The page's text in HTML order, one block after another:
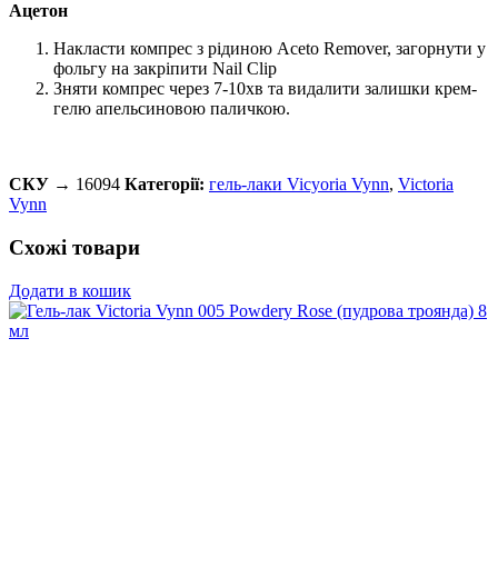
Ацетон
Накласти компрес з рідиною Aceto Remover, загорнути у
фольгу на закріпити Nail Clip
Зняти компрес через 7-10хв та видалити залишки крем-
гелю апельсиновою паличкою.
СКУ → 16094 Категорії: гель-лаки Vicyoria Vynn, Victoria
Vynn
Схожі товари
Додати в кошик